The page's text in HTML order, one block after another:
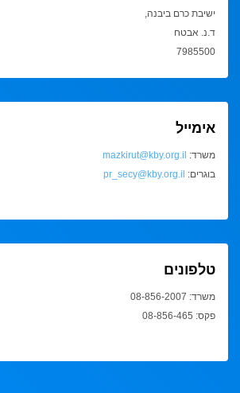
ישיבת כרם ביבנה,
ד.נ. אבטח
7985500
אימייל
משרד: mazkirut@kby.org.il
בוגרים: pr_secy@kby.org.il
טלפונים
משרד: 08-856-2007
פקס: 08-856-465